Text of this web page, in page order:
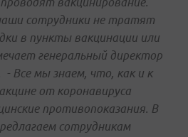
сотрудники не тратят
в пункты вакцинации или
генеральный директор
Все мы знаем, что, как и к
от коронавируса
противопоказания. В
сотрудникам